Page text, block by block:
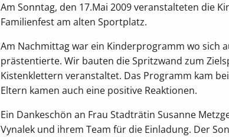
Am Sonntag, den 17.Mai 2009 veranstalteten die
Familienfest am alten Sportplatz.
Am Nachmittag war ein Kinderprogramm wo sich
prästentierte. Wir bauten die Spritzwand zum
Kistenklettern veranstaltet. Das Programm kam
Eltern kamen auch eine positive Reaktionen.
Ein Dankeschön an Frau Stadträtin Susanne
Vynalek und ihrem Team für die Einladung. Der